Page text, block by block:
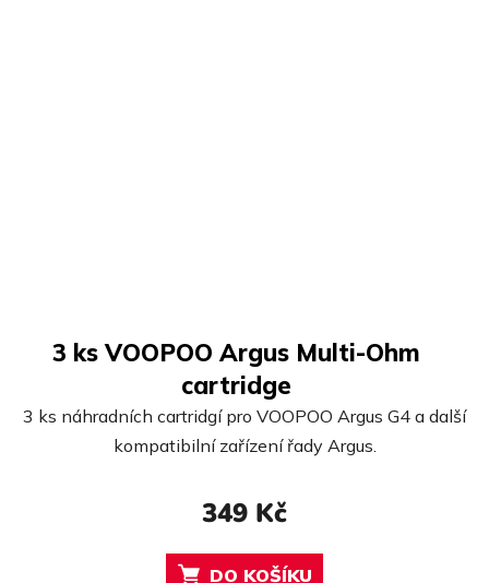
3 ks VOOPOO Argus Multi-Ohm
cartridge
3 ks náhradních cartridgí pro VOOPOO Argus G4 a další
kompatibilní zařízení řady Argus.
349 Kč
DO KOŠÍKU